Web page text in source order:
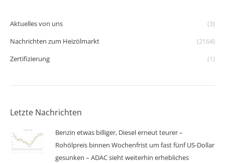
Aktuelles von uns
(3)
Nachrichten zum Heizölmarkt
(2164)
Zertifizierung
(1)
Letzte Nachrichten
Benzin etwas billiger, Diesel erneut teurer –
Rohölpreis binnen Wochenfrist um fast fünf US-Dollar
gesunken – ADAC sieht weiterhin erhebliches